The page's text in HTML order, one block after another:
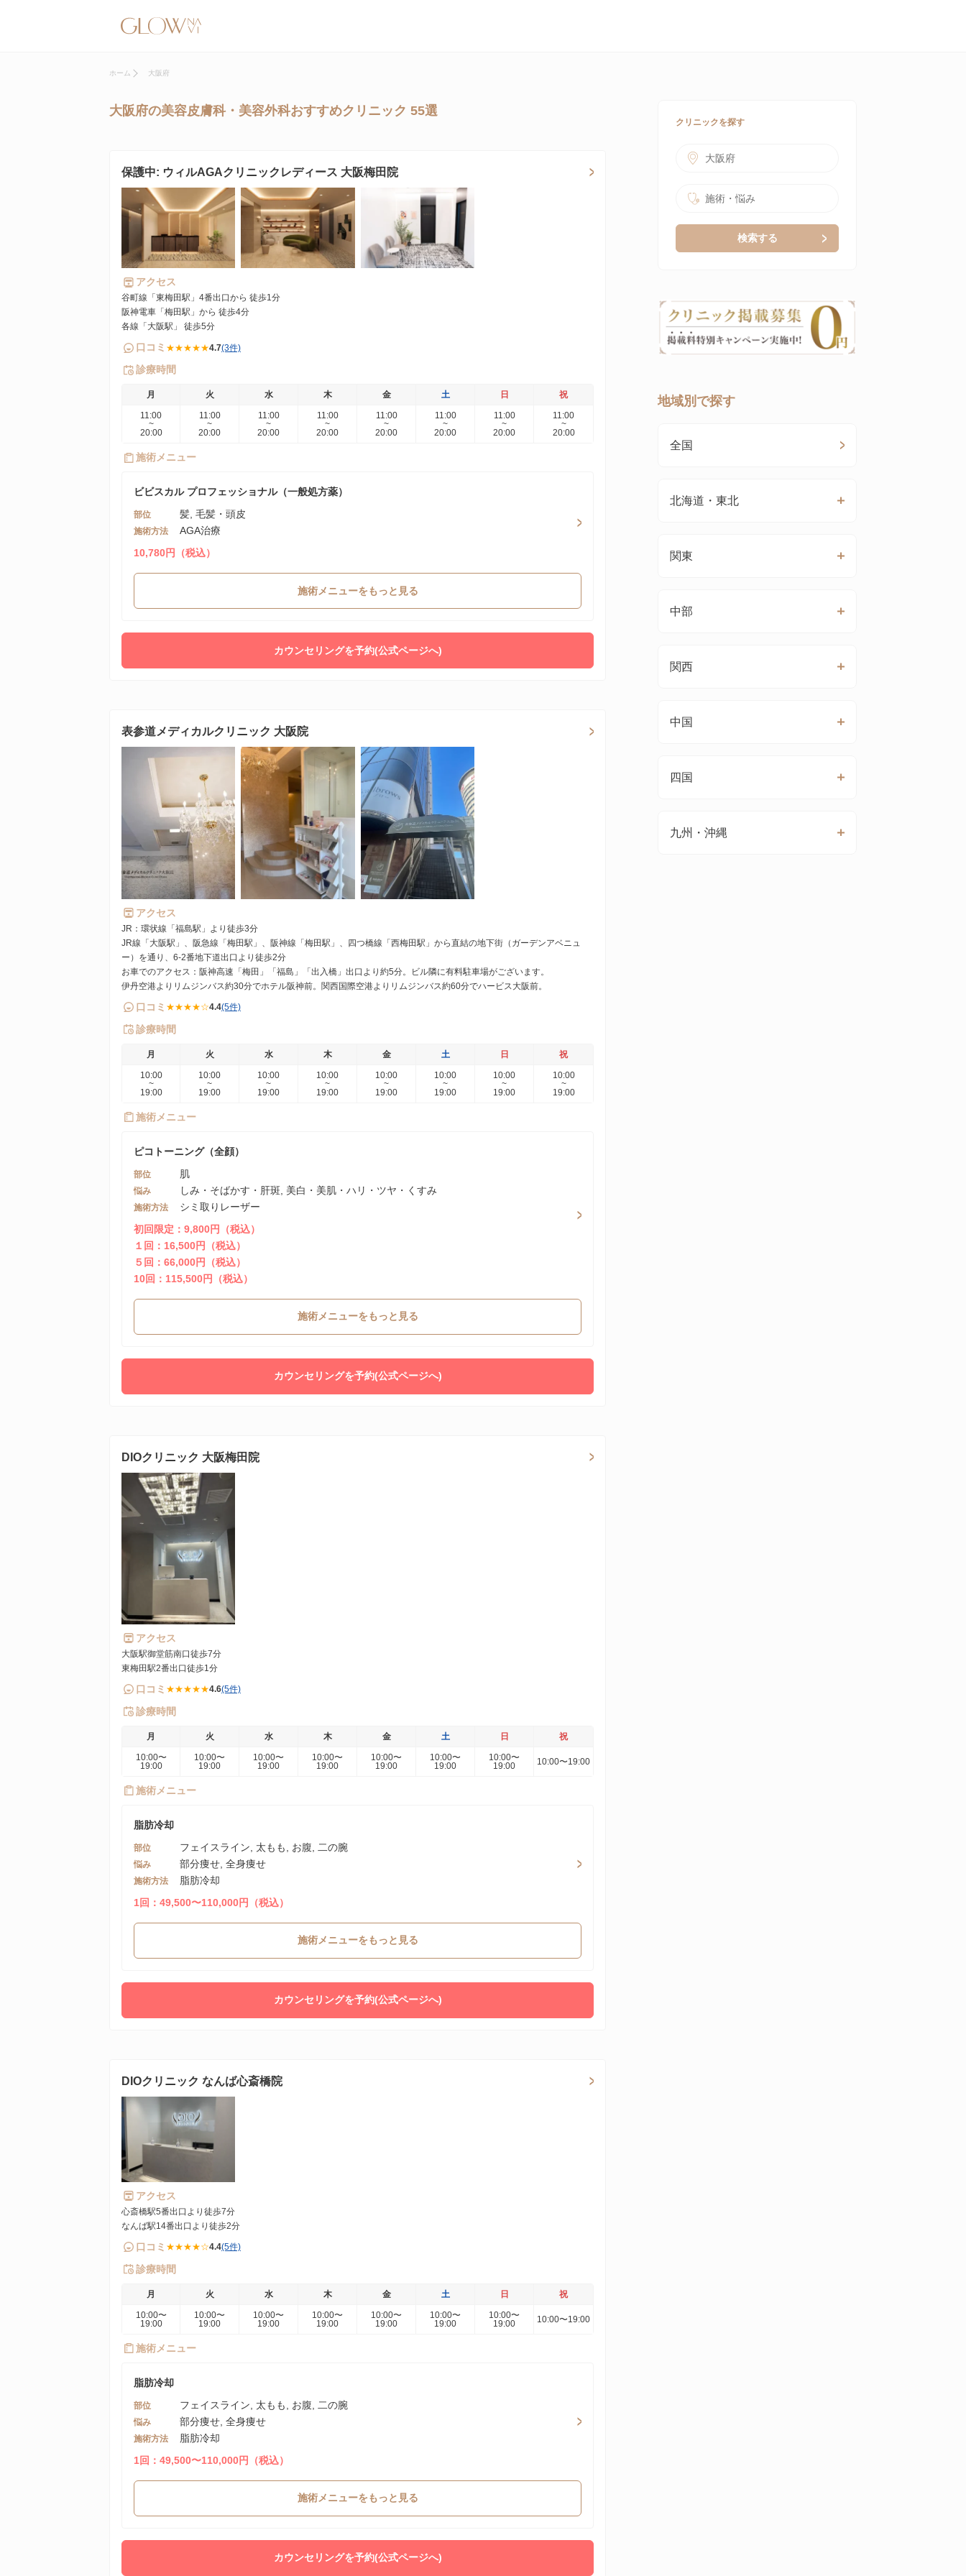
ホーム 大阪府
大阪府の美容皮膚科・美容外科おすすめクリニック 55選
保護中: ウィルAGAクリニックレディース 大阪梅田院
アクセス
谷町線「東梅田駅」4番出口から 徒歩1分
阪神電車「梅田駅」から 徒歩4分
各線「大阪駅」 徒歩5分
口コミ ★★★★★4.7(3件)
診療時間
月 火 水 木 金 土 日 祝
11:00
~
20:00
11:00
~
20:00
11:00
~
20:00
11:00
~
20:00
11:00
~
20:00
11:00
~
20:00
11:00
~
20:00
11:00
~
20:00
施術メニュー
ビビスカル プロフェッショナル（一般処方薬）
部位 髪, 毛髪・頭皮
施術方法
AGA治療
10,780円（税込）
施術メニューをもっと見る
カウンセリングを予約(公式ページへ)
表参道メディカルクリニック 大阪院
アクセス
JR：環状線「福島駅」より徒歩3分
JR線「大阪駅」、阪急線「梅田駅」、阪神線「梅田駅」、四つ橋線「西梅田駅」から直結の地下街（ガーデンアベニュ
ー）を通り、6-2番地下道出口より徒歩2分
お車でのアクセス：阪神高速「梅田」「福島」「出入橋」出口より約5分。ビル隣に有料駐車場がございます。
伊丹空港よりリムジンバス約30分でホテル阪神前。関西国際空港よりリムジンバス約60分でハービス大阪前。
口コミ ★★★★☆4.4(5件)
診療時間
月 火 水 木 金 土 日 祝
10:00
~
19:00
10:00
~
19:00
10:00
~
19:00
10:00
~
19:00
10:00
~
19:00
10:00
~
19:00
10:00
~
19:00
10:00
~
19:00
施術メニュー
ピコトーニング（全顔）
部位 肌
悩み しみ・そばかす・肝斑, 美白・美肌・ハリ・ツヤ・くすみ
施術方法
シミ取りレーザー
初回限定：9,800円（税込）
１回：16,500円（税込）
５回：66,000円（税込）
10回：115,500円（税込）
施術メニューをもっと見る
カウンセリングを予約(公式ページへ)
DIOクリニック 大阪梅田院
アクセス
大阪駅御堂筋南口徒歩7分
東梅田駅2番出口徒歩1分
口コミ ★★★★★4.6(5件)
診療時間
月 火 水 木 金 土 日 祝
10:00〜
19:00
10:00〜
19:00
10:00〜
19:00
10:00〜
19:00
10:00〜
19:00
10:00〜
19:00
10:00〜
19:00
10:00〜19:00
施術メニュー
脂肪冷却
部位 フェイスライン, 太もも, お腹, 二の腕
悩み 部分痩せ, 全身痩せ
施術方法
脂肪冷却
1回：49,500〜110,000円（税込）
施術メニューをもっと見る
カウンセリングを予約(公式ページへ)
DIOクリニック なんば心斎橋院
アクセス
心斎橋駅5番出口より徒歩7分
なんば駅14番出口より徒歩2分
口コミ ★★★★☆4.4(5件)
診療時間
月 火 水 木 金 土 日 祝
10:00〜
19:00
10:00〜
19:00
10:00〜
19:00
10:00〜
19:00
10:00〜
19:00
10:00〜
19:00
10:00〜
19:00
10:00〜19:00
施術メニュー
脂肪冷却
部位 フェイスライン, 太もも, お腹, 二の腕
悩み 部分痩せ, 全身痩せ
施術方法
脂肪冷却
1回：49,500〜110,000円（税込）
施術メニューをもっと見る
カウンセリングを予約(公式ページへ)
クリニックを探す
大阪府
施術・悩み
検索する
地域別で探す
全国
北海道・東北
関東
中部
関西
中国
四国
九州・沖縄